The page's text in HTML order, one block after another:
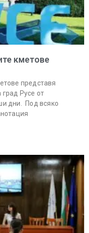
кметове
представя
Русе от
дни. Под всяко